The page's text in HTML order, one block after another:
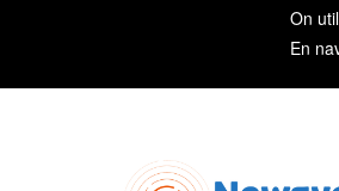
On
En